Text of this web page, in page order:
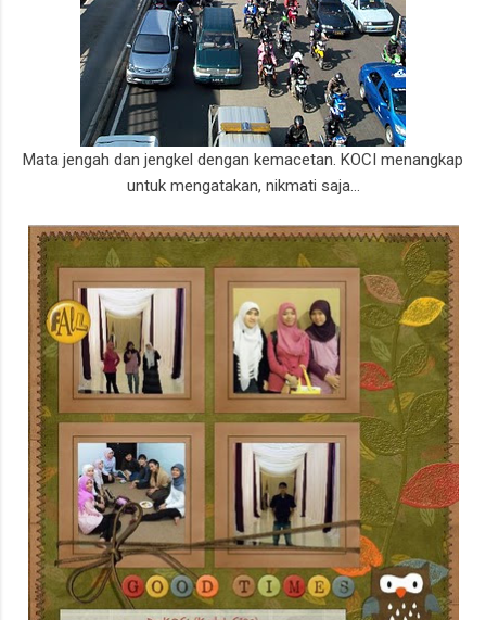
Mata jengah dan jengkel dengan kemacetan. KOCI menangkap
untuk mengatakan, nikmati saja...